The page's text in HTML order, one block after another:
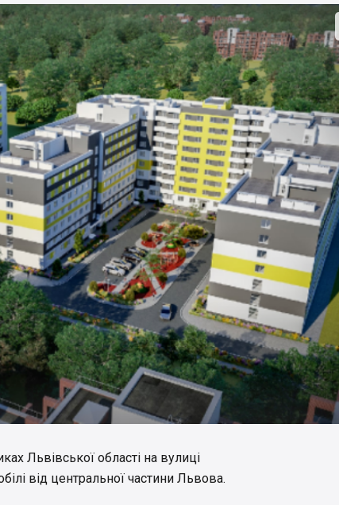
Львівської області на вулиці
від центральної частини Львова.